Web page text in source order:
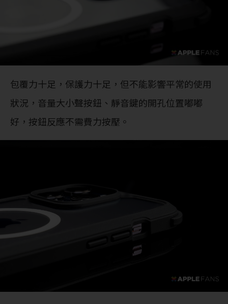
包覆力十足，保護力十足，但不能影響平常的使用
狀況，音量大小聲按鈕、靜音鍵的開孔位置嘟嘟
好，按鈕反應不需費力按壓。